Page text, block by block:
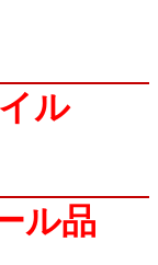
ル
ル品